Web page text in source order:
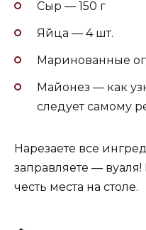
Сыр — 150 г
Яйца — 4 шт.
Маринованные
Майонез — как
следует самому
Нарезаете все
заправляете —
честь места на столе.